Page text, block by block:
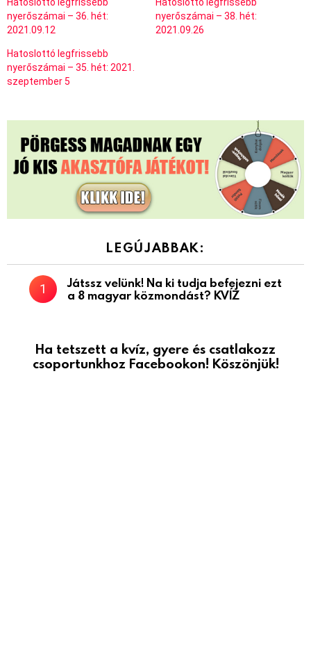
nyerőszámai – 36. hét:
2021.09.12
nyerőszámai – 38. hét:
2021.09.26
Hatoslottó legfrissebb
nyerőszámai – 35. hét: 2021.
szeptember 5
LEGÚJABBAK:
Játssz velünk! Na ki tudja befejezni ezt
a 8 magyar közmondást? KVÍZ
Ha tetszett a kvíz, gyere és csatlakozz
csoportunkhoz Facebookon! Köszönjük!